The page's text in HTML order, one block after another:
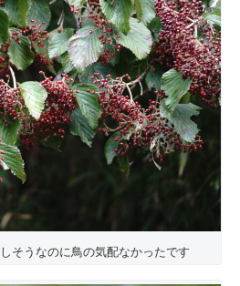
そうなのに鳥の気配なかったです